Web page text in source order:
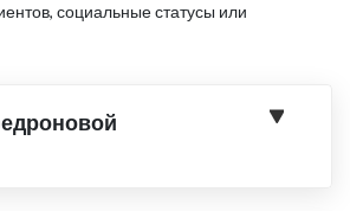
социальные статусы или